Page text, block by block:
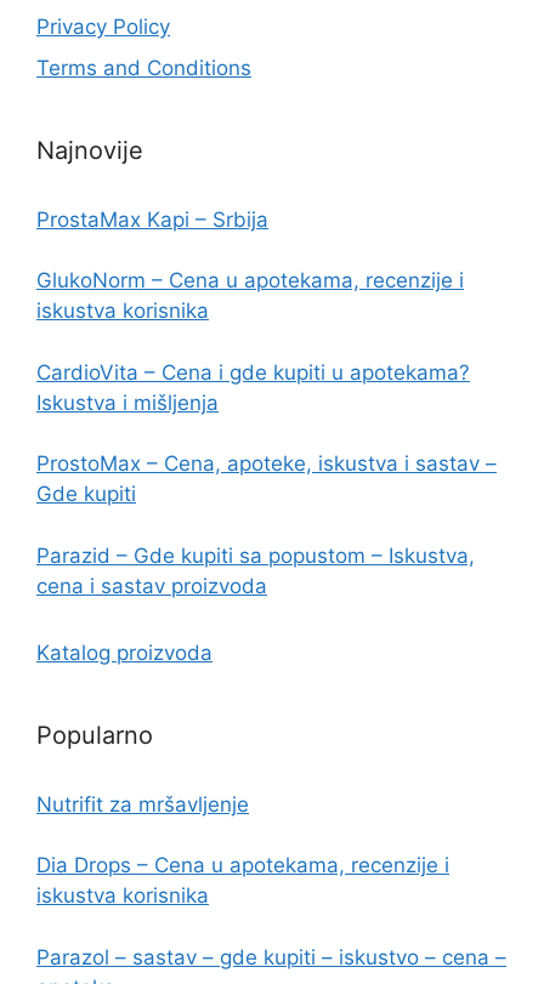
Privacy Policy
Terms and Conditions
Najnovije
ProstaMax Kapi – Srbija
GlukoNorm – Cena u apotekama, recenzije i
iskustva korisnika
CardioVita – Cena i gde kupiti u apotekama?
Iskustva i mišljenja
ProstoMax – Cena, apoteke, iskustva i sastav –
Gde kupiti
Parazid – Gde kupiti sa popustom – Iskustva,
cena i sastav proizvoda
Katalog proizvoda
Popularno
Nutrifit za mršavljenje
Dia Drops – Cena u apotekama, recenzije i
iskustva korisnika
Parazol – sastav – gde kupiti – iskustvo – cena –